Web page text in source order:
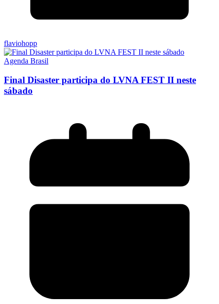
flaviohopp
Agenda Brasil
Final Disaster participa do LVNA FEST II neste
sábado